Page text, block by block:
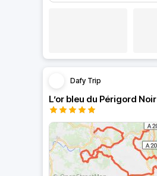
Dafy Trip
L’or bleu du Périgord Noir